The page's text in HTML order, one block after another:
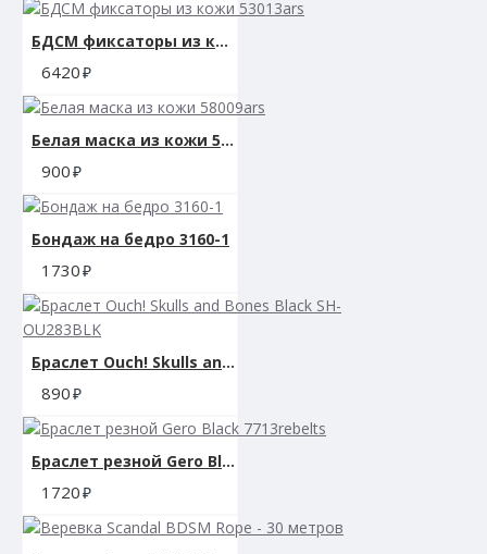
БДСМ фиксаторы из кожи 53013ars
6420
Белая маска из кожи 58009ars
900
Бондаж на бедро 3160-1
1730
Браслет Ouch! Skulls and Bones Black SH-OU283BLK
890
Браслет резной Gero Black 7713rebelts
1720